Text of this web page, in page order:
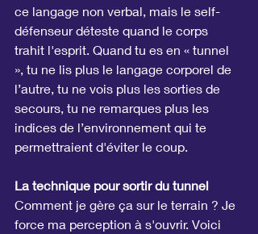
ce langage non verbal, mais le self-
défenseur déteste quand le corps
trahit l'esprit. Quand tu es en « tunnel
», tu ne lis plus le langage corporel de
l’autre, tu ne vois plus les sorties de
secours, tu ne remarques plus les
indices de l’environnement qui te
permettraient d'éviter le coup.
La technique pour sortir du tunnel
Comment je gère ça sur le terrain ? Je
force ma perception à s'ouvrir. Voici